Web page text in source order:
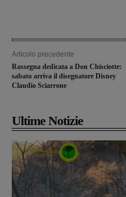
Articolo precedente
Rassegna dedicata a Don Chisciotte:
sabato arriva il disegnatore Disney
Claudio Sciarrone
Ultime Notizie